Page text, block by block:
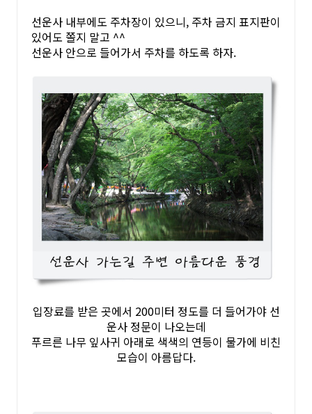
선운사 내부에도 주차장이 있으니, 주차 금지 표지판이
있어도 쫄지 말고 ^^
선운사 안으로 들어가서 주차를 하도록 하자.
입장료를 받은 곳에서 200미터 정도를 더 들어가야 선
운사 정문이 나오는데
푸르른 나무 잎사귀 아래로 색색의 연등이 물가에 비친
모습이 아름답다.